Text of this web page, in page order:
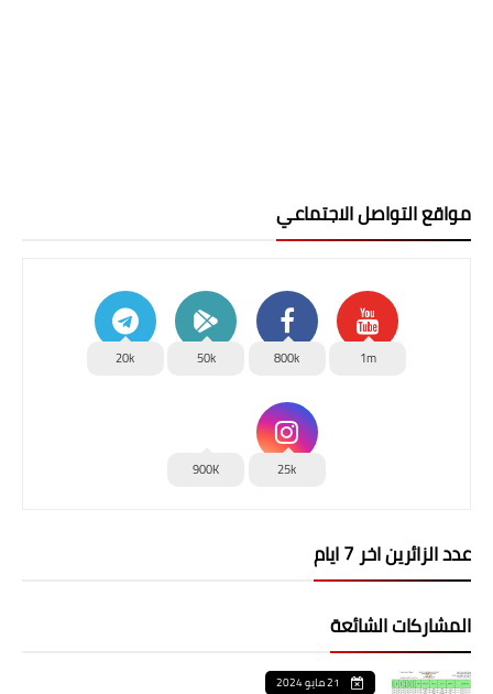
مواقع التواصل الاجتماعي
1m
800k
50k
20k
25k
900K
عدد الزائرين اخر 7 ايام
المشاركات الشائعة
21 مايو 2024